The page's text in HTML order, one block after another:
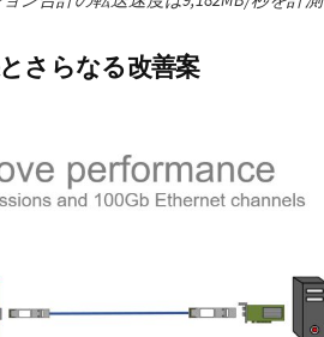
さらなる改善案